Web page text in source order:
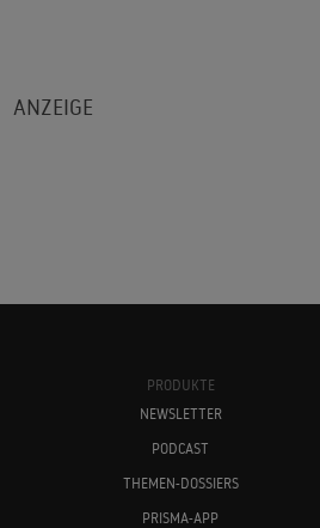
PRODUKTE
NEWSLETTER
PODCAST
THEMEN-DOSSIERS
PRISMA-APP